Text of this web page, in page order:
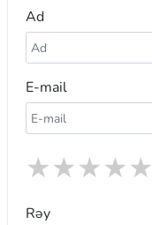
Ad
E-mail
★
★
★
★
★
Rəy